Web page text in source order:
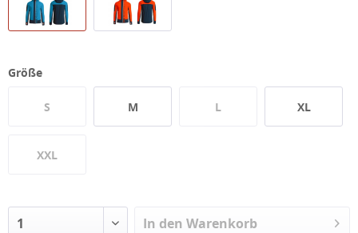
Größe
S M L XL
XXL
In den Warenkorb